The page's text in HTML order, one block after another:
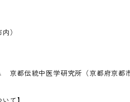
）
京都伝統中医学研究所（京都府京都市